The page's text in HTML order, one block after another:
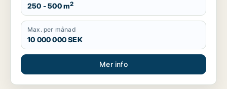
250 - 500 m2
Max. per månad
10 000 000 SEK
Mer info